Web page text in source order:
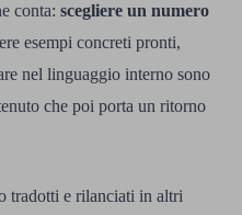
conta: scegliere un numero
esempi concreti pronti,
nel linguaggio interno sono
che poi porta un ritorno
tradotti e rilanciati in altri